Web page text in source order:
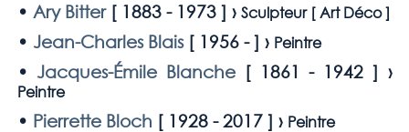
• Ary Bitter[ 1883 - 1973] › Sculpteur [Art Déco]
• Jean-Charles Blais[ 1956 -] › Peintre
•Jacques-Émile Blanche [ 1861 - 1942 ] ›
Peintre
• Pierrette Bloch [ 1928 - 2017] › Peintre